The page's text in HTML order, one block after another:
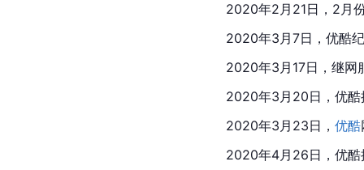
2020年2月21日，2月
2020年3月7日， 优酷
2020年3月17日，继网
2020年3月20日，优酷
2020年3月23日， 优酷
2020年4月26日，优酷